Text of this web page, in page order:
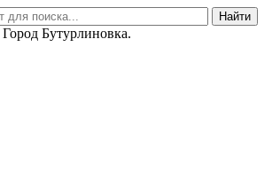
Найти
Город Бутурлиновка.